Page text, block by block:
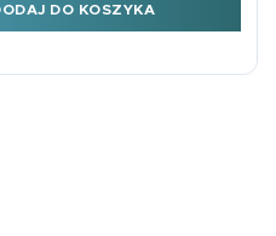
DO KOSZYKA